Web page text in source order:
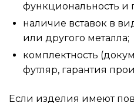
функциональность и
наличие вставок в
или другого металла;
комплектность
футляр, гарантия
Если изделия имеют